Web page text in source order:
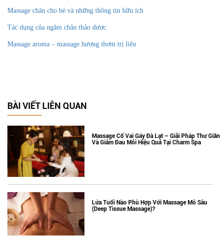
Massage chân cho bé và những thông tin hữu ích
Tác dụng của ngâm chân thảo dược
Massage aroma – massage hương thơm trị liệu
BÀI VIẾT LIÊN QUAN
Massage Cổ Vai Gáy Đà Lạt – Giải Pháp Thư Giãn
Và Giảm Đau Mỏi Hiệu Quả Tại Charm Spa
Lứa Tuổi Nào Phù Hợp Với Massage Mô Sâu
(Deep Tissue Massage)?